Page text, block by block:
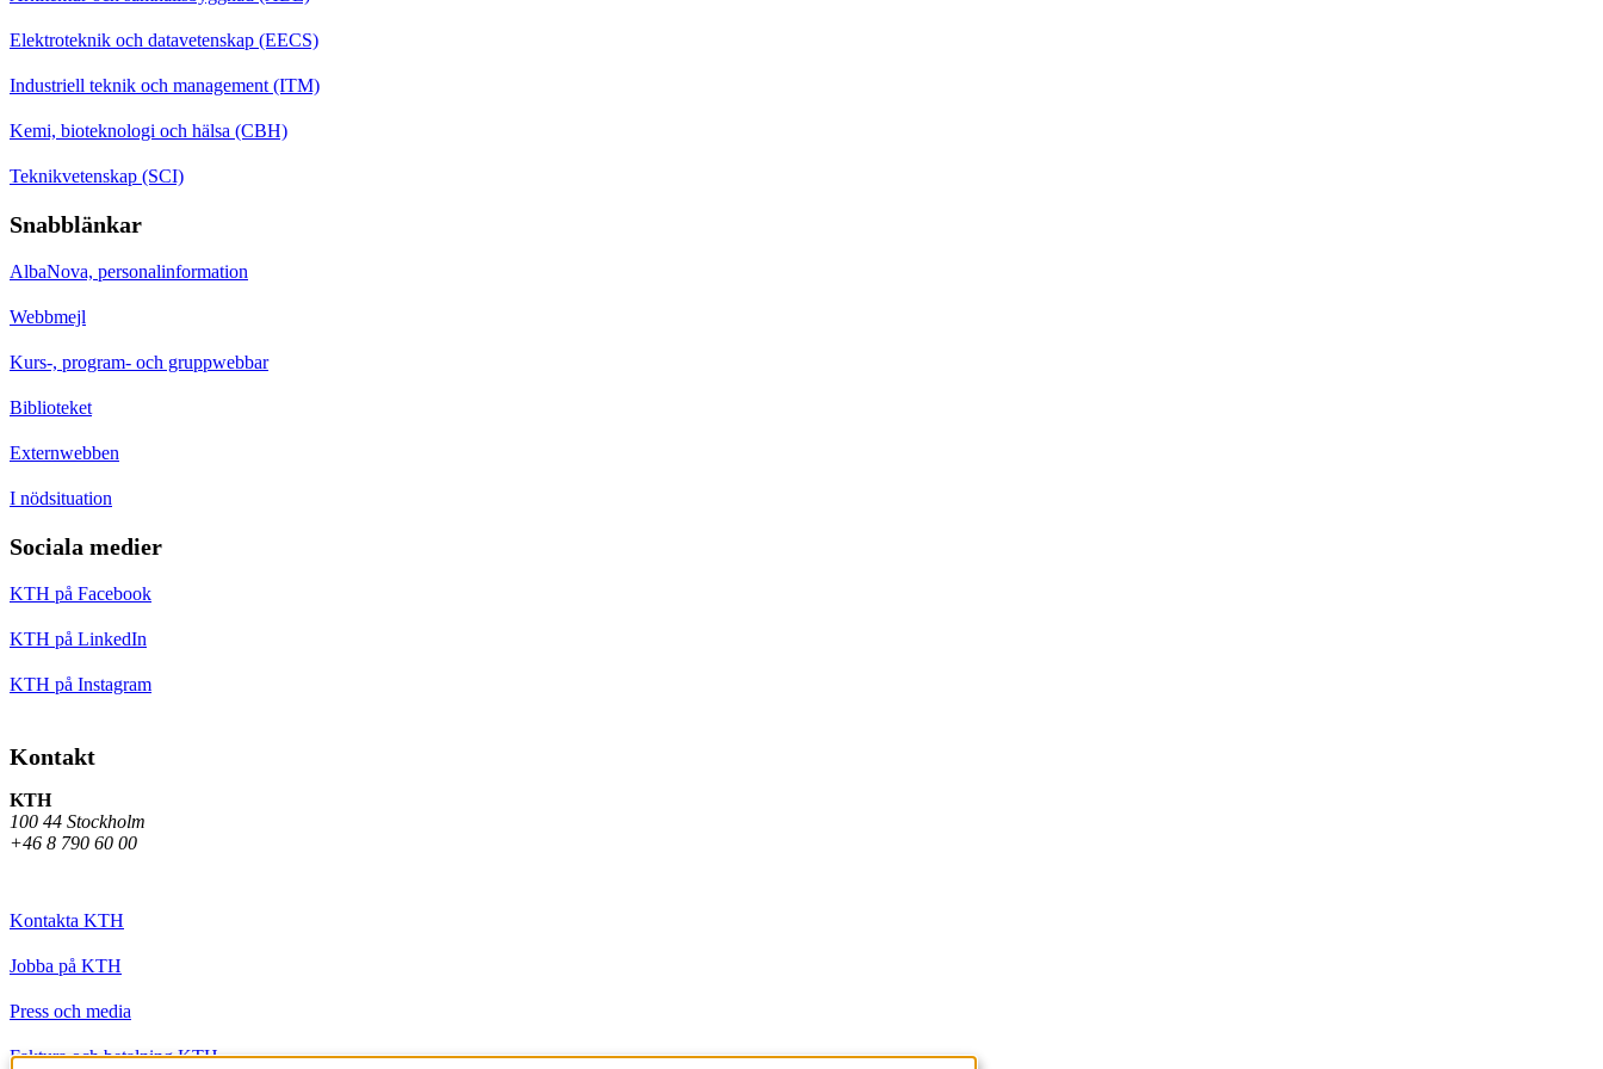
Elektroteknik och datavetenskap (EECS)
Industriell teknik och management (ITM)
Kemi, bioteknologi och hälsa (CBH)
Teknikvetenskap (SCI)
Snabblänkar
AlbaNova, personalinformation
Webbmejl
Kurs-, program- och gruppwebbar
Biblioteket
Externwebben
I nödsituation
Sociala medier
KTH på Facebook
KTH på LinkedIn
KTH på Instagram
Kontakt
KTH
100 44 Stockholm
+46 8 790 60 00
Kontakta KTH
Jobba på KTH
Press och media
Faktura och betalning KTH